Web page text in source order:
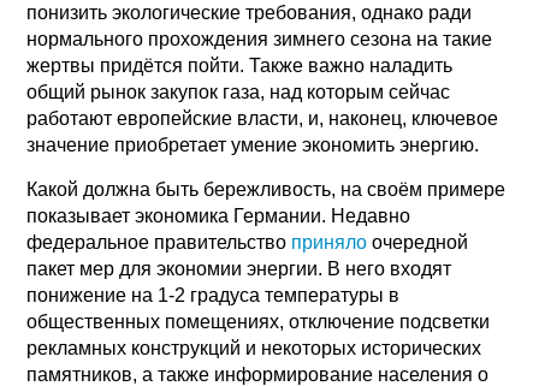
понизить экологические требования, однако ради
нормального прохождения зимнего сезона на такие
жертвы придётся пойти. Также важно наладить
общий рынок закупок газа, над которым сейчас
работают европейские власти, и, наконец, ключевое
значение приобретает умение экономить энергию.
Какой должна быть бережливость, на своём примере
показывает экономика Германии. Недавно
федеральное правительство приняло очередной
пакет мер для экономии энергии. В него входят
понижение на 1-2 градуса температуры в
общественных помещениях, отключение подсветки
рекламных конструкций и некоторых исторических
памятников, а также информирование населения о